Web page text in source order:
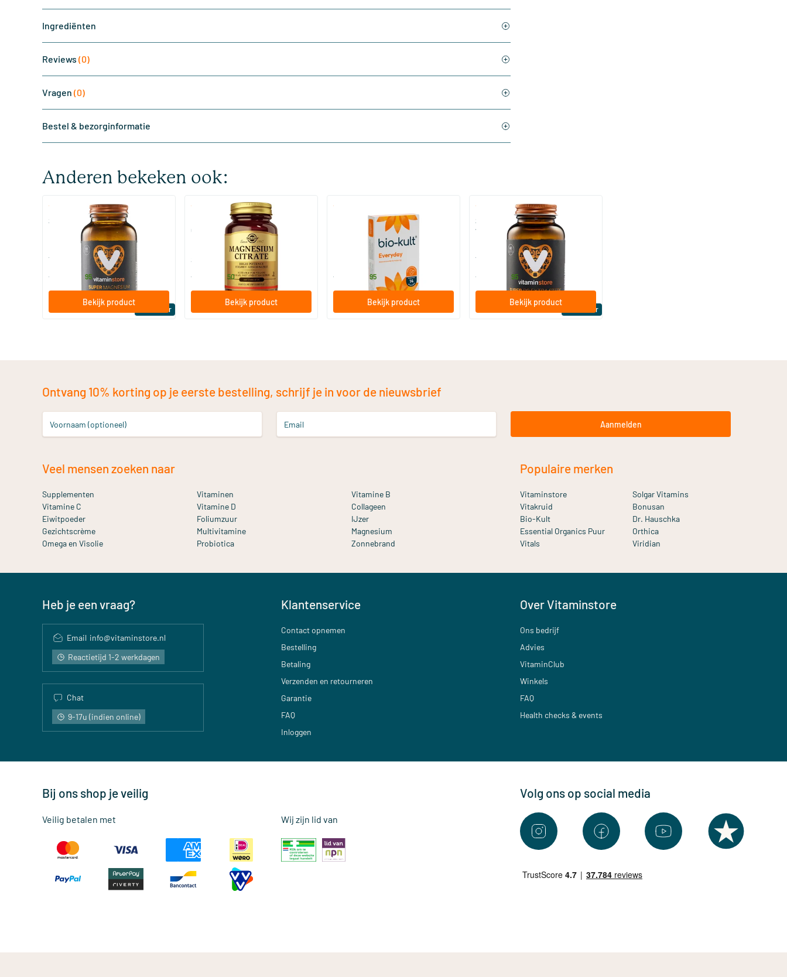
Ingrediënten
Reviews (0)
Vragen (0)
Bestel & bezorginformatie
Anderen bekeken ook:
Bestseller
(510)
Super Magnesium
60/​120 tabletten
Vitaminstore
vanaf 95
Bekijk product
(287)
Magnesium Citrate (Magnesium
Citraat)
60/​120 tabletten
Solgar Vitamins
vanaf 50
Bekijk product
Bio-Kult Probiotica
30/​60/​120 capsules
vanaf .95
Bekijk product
Bestseller
(158)
Super D3 Extra Sterk 75 mcg
vitamine D
60/​120 softgels
Vitaminstore
vanaf 95
Bekijk product
Ontvang 10% korting op je eerste bestelling, schrijf je in voor de nieuwsbrief
Voornaam (optioneel) Email Aanmelden
Veel mensen zoeken naar
Supplementen Vitaminen
Vitamine B
Vitamine C
Vitamine D
Collageen
Eiwitpoeder
Foliumzuur
IJzer
Gezichtscrème
Multivitamine
Magnesium
Omega en Visolie
Probiotica Zonnebrand
Populaire merken
Vitaminstore
Solgar Vitamins
Vitakruid
Bonusan
Bio-Kult
Dr. Hauschka
Essential Organics Puur
Orthica
Vitals
Viridian
Heb je een vraag?
Email info@vitaminstore.nl
Reactietijd 1-2 werkdagen
Chat
9-17u (indien online)
Klantenservice
Contact opnemen
Bestelling
Betaling
Verzenden en retourneren
Garantie
FAQ
Inloggen
Over Vitaminstore
Ons bedrijf
Advies
VitaminClub
Winkels
FAQ
Health checks & events
Bij ons shop je veilig
Veilig betalen met Wij zijn lid van
Volg ons op social media